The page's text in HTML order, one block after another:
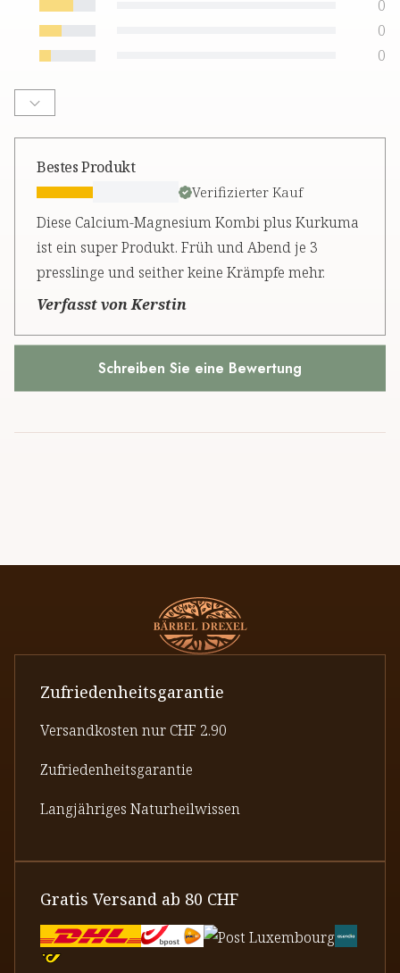
0
0
0
Bestes Produkt
Verifizierter Kauf
Diese Calcium-Magnesium Kombi plus Kurkuma
ist ein super Produkt. Früh und Abend je 3
presslinge und seither keine Krämpfe mehr.
Verfasst von Kerstin
Schreiben Sie eine Bewertung
Zufriedenheitsgarantie
Versandkosten nur CHF 2.90
Zufriedenheitsgarantie
Langjähriges Naturheilwissen
Gratis Versand ab 80 CHF